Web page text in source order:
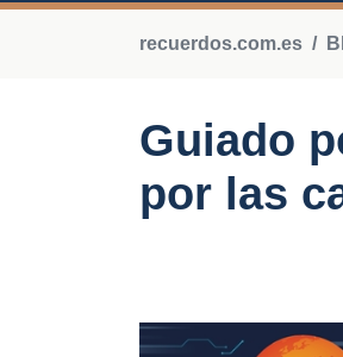
recuerdos.com.es
Guiado
por las